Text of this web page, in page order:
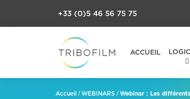
+33 (0)5 46 56 75 75
ACCUEIL
Accueil /WEBINARS /Webinar : Les